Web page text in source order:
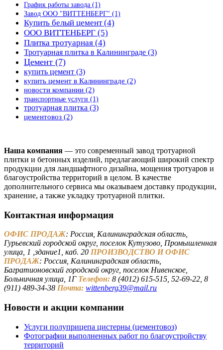
График работы завода (1)
Завод ООО "ВИТТЕНБЕРГ" (1)
Купить белый цемент(4)
ООО ВИТТЕНБЕРГ (5)
Плитка тротуарная (4)
Тротуарная плитка в Калининграде (3)
Цемент (7)
купить цемент (3)
купить цемент в Калининграде (2)
новости компании (2)
транспортные услуги (1)
тротуарная плитка (3)
цементовоз (2)
Наша компания — это современный завод тротуарной
плитки и бетонных изделий, предлагающий широкий спектр
продукции для ландшафтного дизайна, мощения тротуаров и
благоустройства территорий в целом. В качестве
дополнительного сервиса мы оказываем доставку продукции,
хранение, а также укладку тротуарной плитки.
Контактная информация
ОФИС ПРОДАЖ: Россия, Калининградская область,
Гурьевский городской округ, поселок Кутузово, Промышленная
улица, 1 ,здание1, каб. 20 ПРОИЗВОДСТВО И ОФИС
ПРОДАЖ: Россия, Калининградская область,
Багратионовский городской округ, поселок Нивенское,
Больничная улица, 1Г Телефон: 8 (4012) 615-515, 52-69-22, 8
(911) 489-34-38 Почта: wittenberg39@mail.ru
Новости и акции компании
Услуги полуприцепа цистерны (цементовоз)
Фотографии выполненных работ по благоустройству
территорий